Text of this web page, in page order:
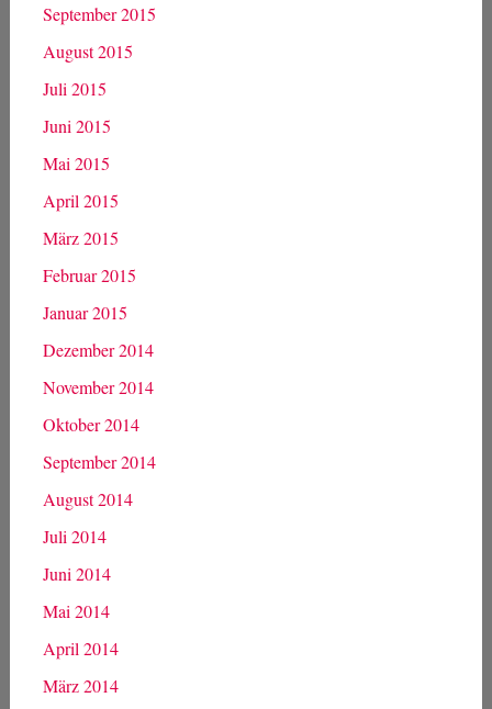
September 2015
August 2015
Juli 2015
Juni 2015
Mai 2015
April 2015
März 2015
Februar 2015
Januar 2015
Dezember 2014
November 2014
Oktober 2014
September 2014
August 2014
Juli 2014
Juni 2014
Mai 2014
April 2014
März 2014